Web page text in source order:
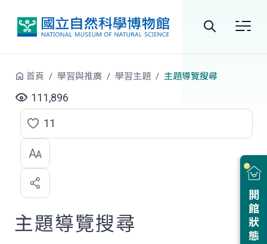
站
尋
開館狀態
首頁 學習與推廣 學習主題 主題導覽搜尋
111,896
點
選
喜
歡
11
主題導覽搜尋